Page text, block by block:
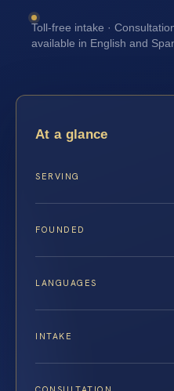
Toll-free intake ·
available in English and
At a glance
SERVING
FOUNDED
LANGUAGES
INTAKE